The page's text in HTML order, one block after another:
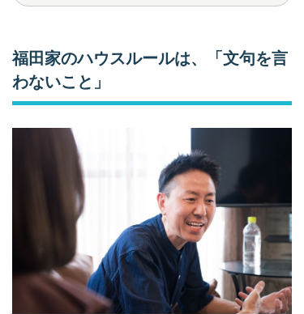
福田家のハウスルールは、「文句を言
わないこと」